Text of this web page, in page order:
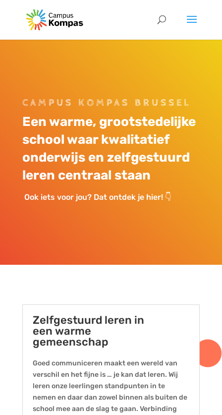
CAMPUS KOMPAS BRUSSEL
Een warme, grootstedelijke
school waar kwalitatief
onderwijs en zelfgestuurd
leren centraal staan
Ook iets voor jou? Dat ontdek je hier! 👇
Zelfgestuurd leren in
een warme
gemeenschap
Goed communiceren maakt een wereld van
verschil en het fijne is … je kan dat leren. Wij
leren onze leerlingen standpunten in te
nemen en daar dan zowel binnen als buiten de
school mee aan de slag te gaan. Verbinding